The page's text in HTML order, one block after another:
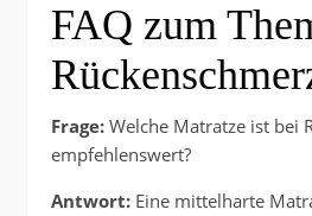
FAQ zum
Frage: Welche Matratze ist bei
empfehlenswert?
Antwort: Eine mittelharte